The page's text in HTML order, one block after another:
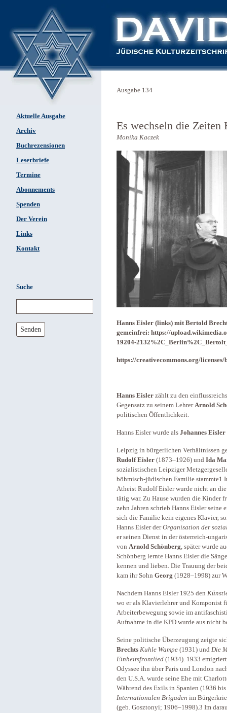
Aktuelle Ausgabe
Archiv
Buchrezensionen
Leserbriefe
Termine
Abonnements
Spenden
Der Verein
Links
Kontakt
Suche
Senden
Ausgabe 134
Es wechseln die Zeiten
Monika Kaczek
Hanns Eisler (links) mit Bertold
gemeinfrei: https://
19204-
https://creativecommons.org/licenses/
Hanns Eisler zählt zu den
Gegensatz zu seinem LehrerArnold
politischen Öffentlichkeit.
Hanns Eisler wurde als Johannes Eisler
Leipzig in bürgerlichen Verhältnissen
Rudolf Eisler (1873–1926) und Ida
sozialistischen Leipziger
böhmisch-jüdischen Familie stammte1
Atheist Rudolf Eisler wurde nicht an
tätig war. Zu Hause wurden die Kinder
zehn Jahren schrieb Hanns Eisler
sich die Familie kein eigenes Klavier,
Hanns Eisler derOrganisation der
er seinen Dienst in der österreich-
von Arnold Schönberg, später wurde
Schönberg lernte Hanns Eisler die
kennen und lieben. Die Trauung der
kam ihr Sohn Georg (1928–1998) zur
Nachdem Hanns Eisler 1925 den
wo er als Klavierlehrer und Komponist
Arbeiterbewegung sowie im
Aufnahme in die KPD wurde aus nicht
Seine politische Überzeugung zeigte
Brechts Kuhle Wampe (1931) und Die
Einheitsfrontlied (1934). 1933
Odyssee ihn über Paris und London
den U.S.A. wurde seine Ehe mit
Während des Exils in Spanien (1936
Internationalen Brigaden im
(geb. Gosztonyi; 1906–1998).3 Im